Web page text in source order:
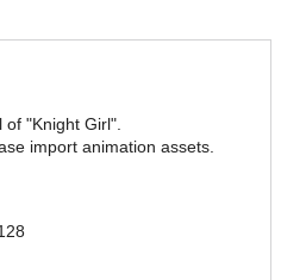
"Knight Girl".
import animation assets.